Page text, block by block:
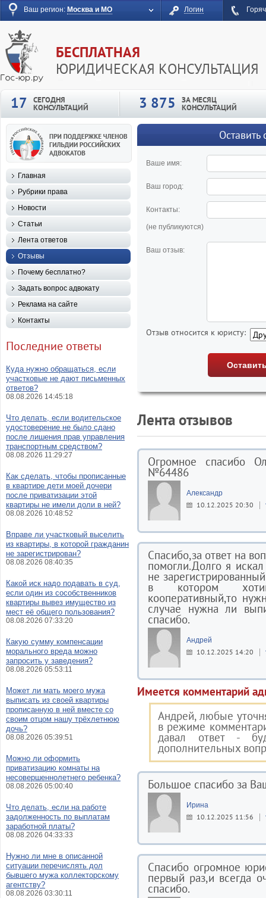
Ваш регион: Москва и МО Логин
БЕСПЛАТНАЯ
ЮРИДИЧЕСКАЯ КОНСУЛЬТАЦИЯ
17
СЕГОДНЯ
КОНСУЛЬТАЦИЙ 3 875 ЗА МЕСЯЦ
КОНСУЛЬТАЦИЙ
Ваше имя:
Ваш город:
Контакты:
(не публикуются)
Ваш отзыв:
Отзыв относится к юристу:
Лента отзывов
Огромное спасибо
№64486
Александр
10.12.2025 20:30
Спасибо,за ответ на
помогли.Долго я
не
в котором хотим
кооперативный,то
случае нужна ли
спасибо.
Андрей
10.12.2025 14:20
Имеется комментарий
Андрей, любые
в режиме
давал ответ -
дополнительных
Большое спасибо за
Ирина
10.12.2025 11:56
Спасибо огромное
первый раз,и всегда
спасибо.
Главная
Рубрики права
Новости
Статьи
Лента ответов
Отзывы
Почему бесплатно?
Задать вопрос адвокату
Реклама на сайте
Контакты
Последние ответы
Куда нужно обращаться, если
участковые не дают письменных
ответов?
08.08.2026 14:45:18
Что делать, если водительское
удостоверение не было сдано
после лишения прав управления
транспортным средством?
08.08.2026 11:29:27
Как сделать, чтобы прописанные
в квартире дети моей дочери
после приватизации этой
квартиры не имели доли в ней?
08.08.2026 10:48:52
Вправе ли участковый выселить
из квартиры, в которой гражданин
не зарегистрирован?
08.08.2026 08:40:35
Какой иск надо подавать в суд,
если один из сособственников
квартиры вывез имущество из
мест её общего пользования?
08.08.2026 07:33:20
Какую сумму компенсации
морального вреда можно
запросить у заведения?
08.08.2026 05:53:11
Может ли мать моего мужа
выписать из своей квартиры
прописанную в ней вместе со
своим отцом нашу трёхлетнюю
дочь?
08.08.2026 05:39:51
Можно ли оформить
приватизацию комнаты на
несовершеннолетнего ребенка?
08.08.2026 05:00:40
Что делать, если на работе
задолженность по выплатам
заработной платы?
08.08.2026 04:33:33
Нужно ли мне в описанной
ситуации перечислять дол
бывшего мужа коллекторскому
агентству?
08.08.2026 03:30:11